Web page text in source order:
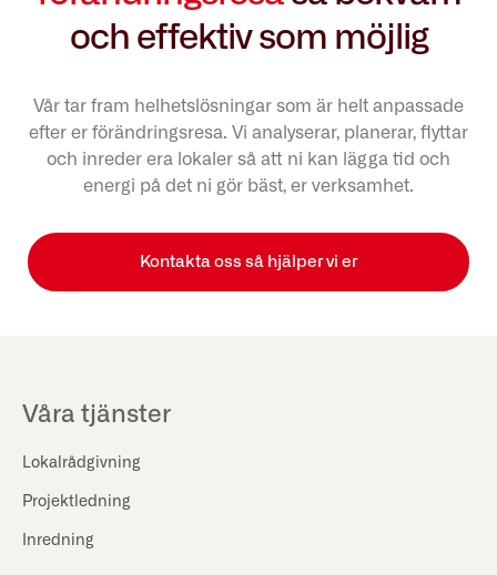
och effektiv som möjlig
Vår tar fram helhetslösningar som är helt anpassade
efter er förändringsresa. Vi analyserar, planerar, flyttar
och inreder era lokaler så att ni kan lägga tid och
energi på det ni gör bäst, er verksamhet.
Kontakta oss så hjälper vi er
Våra tjänster
Lokalrådgivning
Projektledning
Inredning